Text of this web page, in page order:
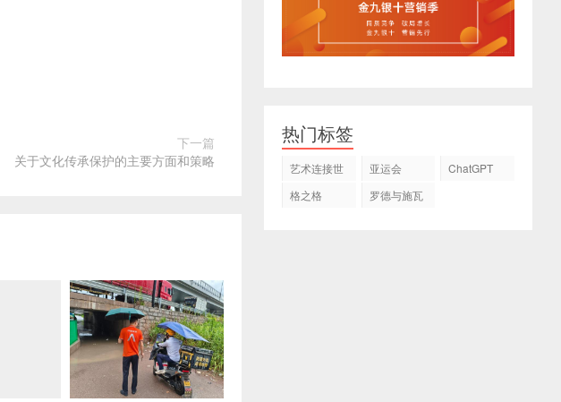
下一篇
关于文化传承保护的主要方面和策略
热门标签
艺术连接世
亚运会
ChatGPT
格之格
罗德与施瓦